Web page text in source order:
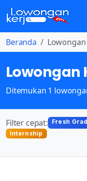
Beranda
Lowongan
Ditemukan 1
Filter cepat: Fresh
Internship